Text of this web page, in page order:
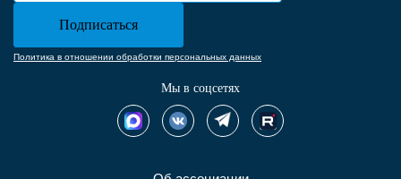
Политика в отношении обработки персональных данных
Мы в соцсетях